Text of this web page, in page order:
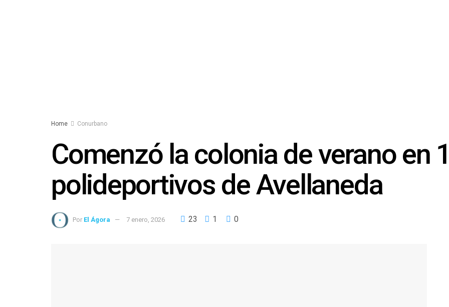
Home Conurbano
Comenzó la colonia de verano en
polideportivos de Avellaneda
Por El Ágora 7 enero, 2026 23 1 0